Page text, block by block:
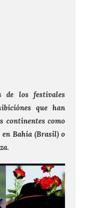
de los festivales
que han
continentes como
Bahia (Brasil) o